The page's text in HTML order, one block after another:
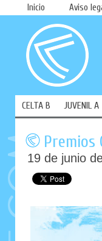
Inicio Aviso
CELTA B JUVENIL A
Premios
19 de junio